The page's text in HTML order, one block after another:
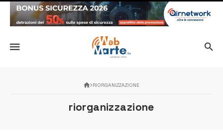
RIORGANIZZAZIONE
riorganizzazione